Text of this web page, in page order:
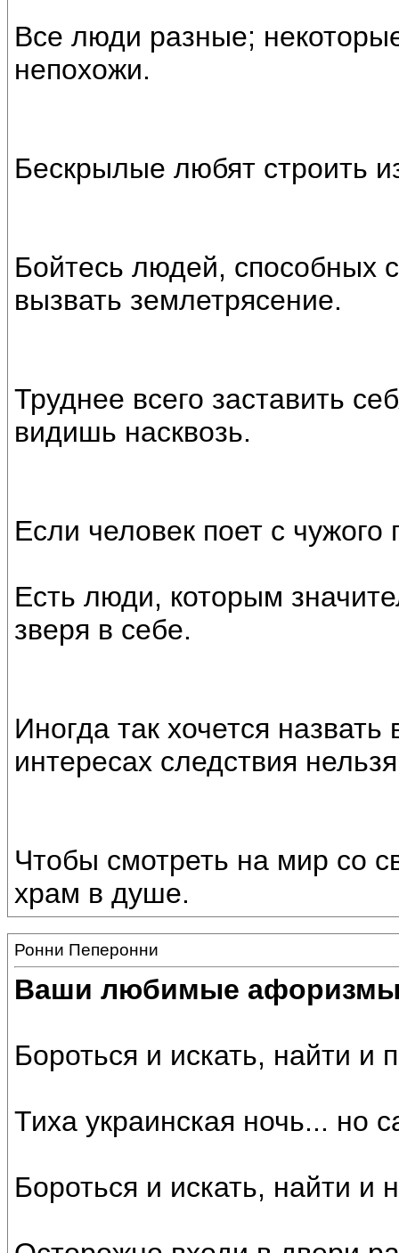
Все люди разные;
непохожи.
Бескрылые любят строить
Бойтесь людей, способных
вызвать землетрясение.
Труднее всего заставить
видишь насквозь.
Если человек поет с чужого
Есть люди, которым
зверя в себе.
Иногда так хочется
интересах следствия
Чтобы смотреть на мир со
храм в душе.
Ронни Пеперонни
Ваши любимые
Бороться и искать, найти и
Тиха украинская ночь... но
Бороться и искать, найти и